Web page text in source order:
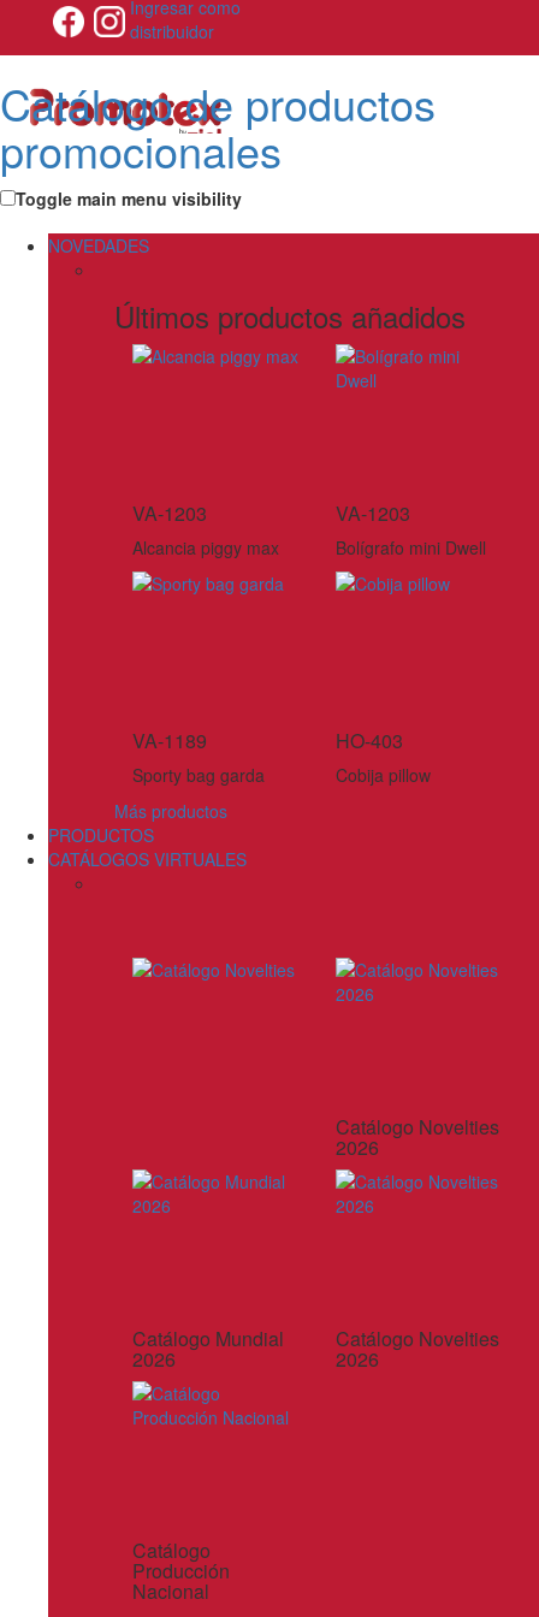
Ingresar como
distribuidor
Catálogo de productos
promocionales
Toggle main menu visibility
NOVEDADES
Últimos productos añadidos
VA-1203
Alcancia piggy max
VA-1203
Bolígrafo mini Dwell
VA-1189
Sporty bag garda
HO-403
Cobija pillow
Más productos
PRODUCTOS
CATÁLOGOS VIRTUALES
Catálogo Novelties
2026
Catálogo Mundial
2026
Catálogo Novelties
2026
Catálogo
Producción
Nacional